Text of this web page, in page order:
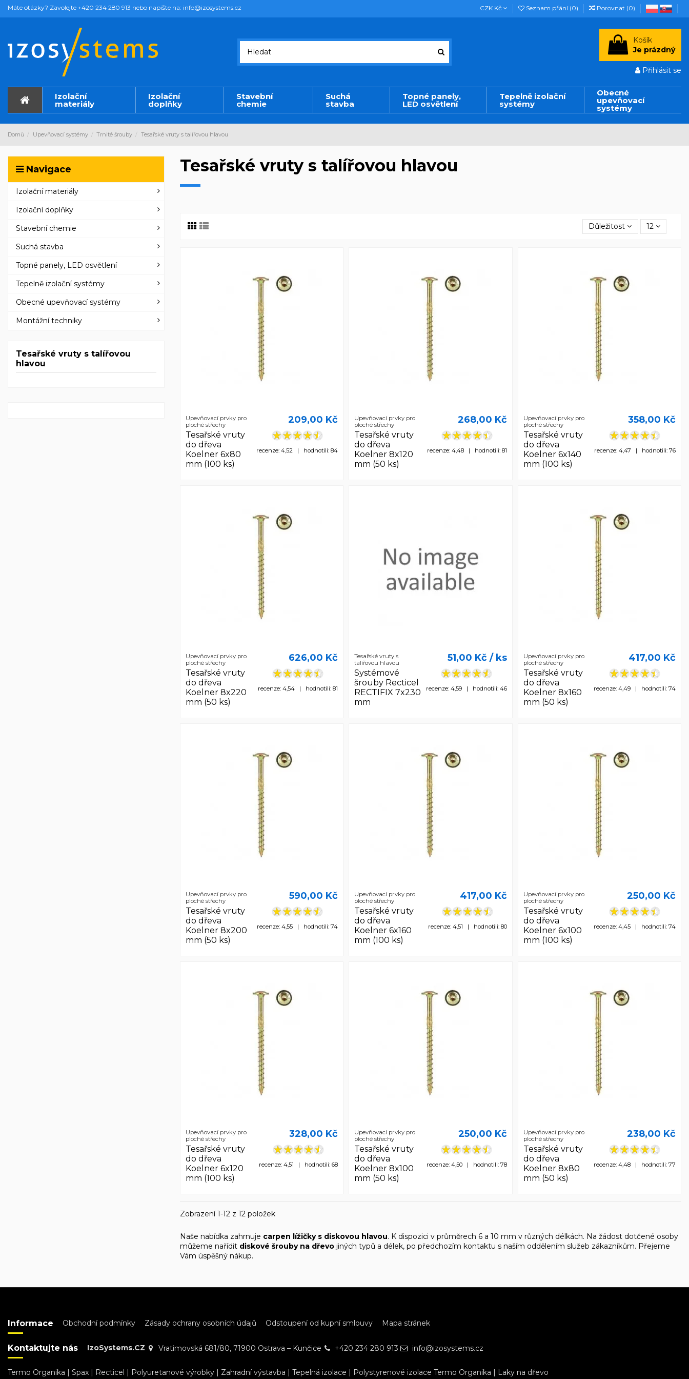
Máte otázky? Zavolejte +420 234 280 913 nebo napište na: info@izosystems.cz CZK Kč Seznam přání (0) Porovnat (0)
Košík
Je prázdný
Přihlásit se
Izolační
materiály
Izolační
doplňky
Stavební
chemie
Suchá
stavba
Topné panely,
LED osvětlení
Tepelně izolační
systémy
Obecné
upevňovací
systémy
Domů Upevňovací systémy Trnité šrouby Tesařské vruty s talířovou hlavou
Tesařské vruty s talířovou hlavou
Důležitost 12
Upevňovací prvky pro
ploché střechy
Tesařské vruty
do dřeva
Koelner 6x80
mm (100 ks)
209,00 Kč
recenze: 4,52 | hodnotili: 84
Upevňovací prvky pro
ploché střechy
Tesařské vruty
do dřeva
Koelner 8x120
mm (50 ks)
268,00 Kč
recenze: 4,48 | hodnotili: 81
Upevňovací prvky pro
ploché střechy
Tesařské vruty
do dřeva
Koelner 6x140
mm (100 ks)
358,00 Kč
recenze: 4,47 | hodnotili: 76
Upevňovací prvky pro
ploché střechy
Tesařské vruty
do dřeva
Koelner 8x220
mm (50 ks)
626,00 Kč
recenze: 4,54 | hodnotili: 81
Tesařské vruty s
talířovou hlavou
Systémové
šrouby Recticel
RECTIFIX 7x230
mm
51,00 Kč/ ks
recenze: 4,59 | hodnotili: 46
Upevňovací prvky pro
ploché střechy
Tesařské vruty
do dřeva
Koelner 8x160
mm (50 ks)
417,00 Kč
recenze: 4,49 | hodnotili: 74
Upevňovací prvky pro
ploché střechy
Tesařské vruty
do dřeva
Koelner 8x200
mm (50 ks)
590,00 Kč
recenze: 4,55 | hodnotili: 74
Upevňovací prvky pro
ploché střechy
Tesařské vruty
do dřeva
Koelner 6x160
mm (100 ks)
417,00 Kč
recenze: 4,51 | hodnotili: 80
Upevňovací prvky pro
ploché střechy
Tesařské vruty
do dřeva
Koelner 6x100
mm (100 ks)
250,00 Kč
recenze: 4,45 | hodnotili: 74
Upevňovací prvky pro
ploché střechy
Tesařské vruty
do dřeva
Koelner 6x120
mm (100 ks)
328,00 Kč
recenze: 4,51 | hodnotili: 68
Upevňovací prvky pro
ploché střechy
Tesařské vruty
do dřeva
Koelner 8x100
mm (50 ks)
250,00 Kč
recenze: 4,50 | hodnotili: 78
Upevňovací prvky pro
ploché střechy
Tesařské vruty
do dřeva
Koelner 8x80
mm (50 ks)
238,00 Kč
recenze: 4,48 | hodnotili: 77
Zobrazení 1-12 z 12 položek
Naše nabídka zahrnuje carpen lížičky s diskovou hlavou. K dispozici v průměrech 6 a 10 mm v různých délkách. Na žádost dotčené osoby
můžeme nařídit diskové šrouby na dřevo jiných typů a délek, po předchozím kontaktu s naším oddělením služeb zákazníkům. Přejeme
Vám úspěšný nákup.
Navigace
Izolační materiály
Izolační doplňky
Stavební chemie
Suchá stavba
Topné panely, LED osvětlení
Tepelně izolační systémy
Obecné upevňovací systémy
Montážní techniky
Tesařské vruty s talířovou
hlavou
Informace Obchodní podmínky Zásady ochrany osobních údajů Odstoupení od kupní smlouvy Mapa stránek
Kontaktujte nás IzoSystems.CZ Vratimovská 681/80, 71900 Ostrava – Kunčice +420 234 280 913 info@izosystems.cz
Termo Organika Spax Recticel Polyuretanové výrobky Zahradní výstavba Tepelná izolace Polystyrenové izolace Termo Organika Laky na dřevo